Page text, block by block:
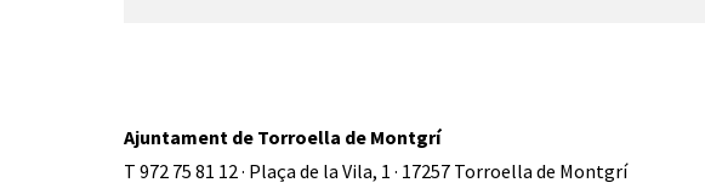
Ajuntament de Torroella de Montgrí
T 972 75 81 12 · Plaça de la Vila, 1 · 17257 Torroella de Montgrí